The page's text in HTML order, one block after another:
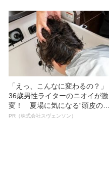
「えっ、こんなに変わるの？」
36歳男性ライターのニオイが激
変！ 夏場に気になる“頭皮のニ
オイ”や“ベタつき”を解消す
PR（株式会社スヴェンソン）